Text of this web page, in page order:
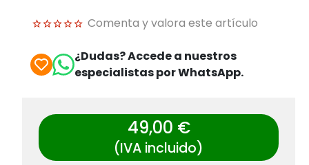
Comenta y valora este artículo
¿Dudas? Accede a nuestros
especialistas por WhatsApp.
49,00 €
(IVA incluido)